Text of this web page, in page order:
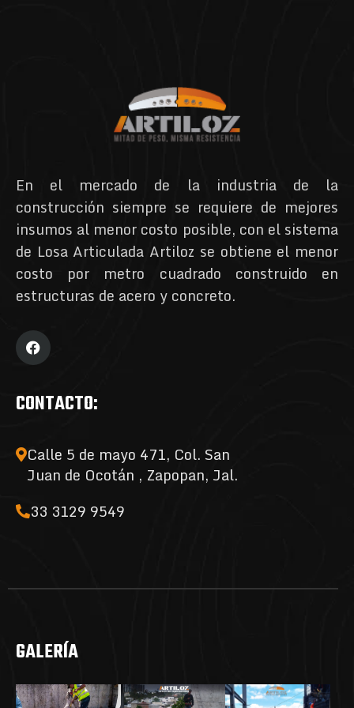
En el mercado de la industria de la
construcción siempre se requiere de mejores
insumos al menor costo posible, con el sistema
de Losa Articulada Artiloz se obtiene el menor
costo por metro cuadrado construido en
estructuras de acero y concreto.
CONTACTO:
Calle 5 de mayo 471, Col. San
Juan de Ocotán , Zapopan, Jal.
33 3129 9549
GALERÍA